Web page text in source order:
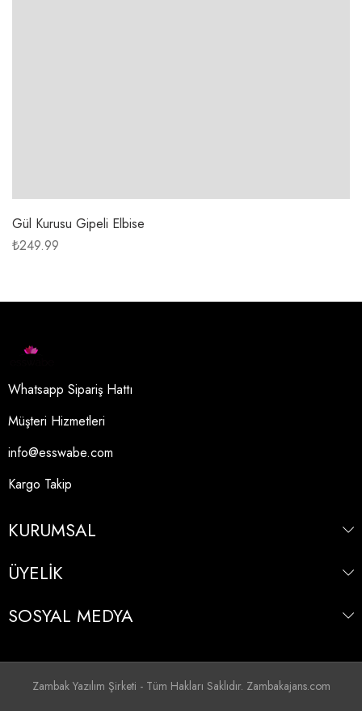
Gül Kurusu Gipeli Elbise
₺249.99
Whatsapp Sipariş Hattı
Müşteri Hizmetleri
info@esswabe.com
Kargo Takip
KURUMSAL
ÜYELİK
SOSYAL MEDYA
Zambak Yazılım Şirketi - Tüm Hakları Saklıdır. Zambakajans.com